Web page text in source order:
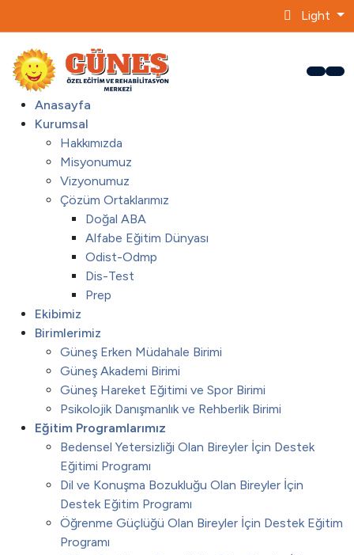
Light
Anasayfa
Kurumsal
Hakkımızda
Misyonumuz
Vizyonumuz
Çözüm Ortaklarımız
Doğal ABA
Alfabe Eğitim Dünyası
Odist-Odmp
Dis-Test
Prep
Ekibimiz
Birimlerimiz
Güneş Erken Müdahale Birimi
Güneş Akademi Birimi
Güneş Hareket Eğitimi ve Spor Birimi
Psikolojik Danışmanlık ve Rehberlik Birimi
Eğitim Programlarımız
Bedensel Yetersizliği Olan Bireyler İçin Destek
Eğitimi Programı
Dil ve Konuşma Bozukluğu Olan Bireyler İçin
Destek Eğitim Programı
Öğrenme Güçlüğü Olan Bireyler İçin Destek Eğitim
Programı